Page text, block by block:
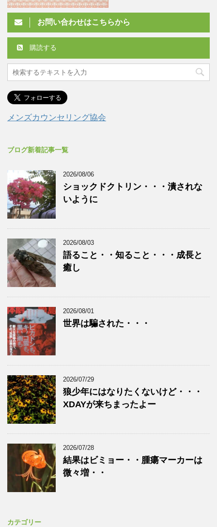
お問い合わせはこちらから
購読する
メンズカウンセリング協会
ブログ新着記事一覧
2026/08/06
ショックドクトリン・・・潰されな
いように
2026/08/03
語ること・・知ること・・・成長と
癒し
2026/08/01
世界は騙された・・・
2026/07/29
狼少年にはなりたくないけど・・・
XDAYが来ちまったよー
2026/07/28
結果はビミョー・・腫瘍マーカーは
微々増・・
カテゴリー